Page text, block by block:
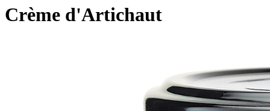
Crème d'Artichaut